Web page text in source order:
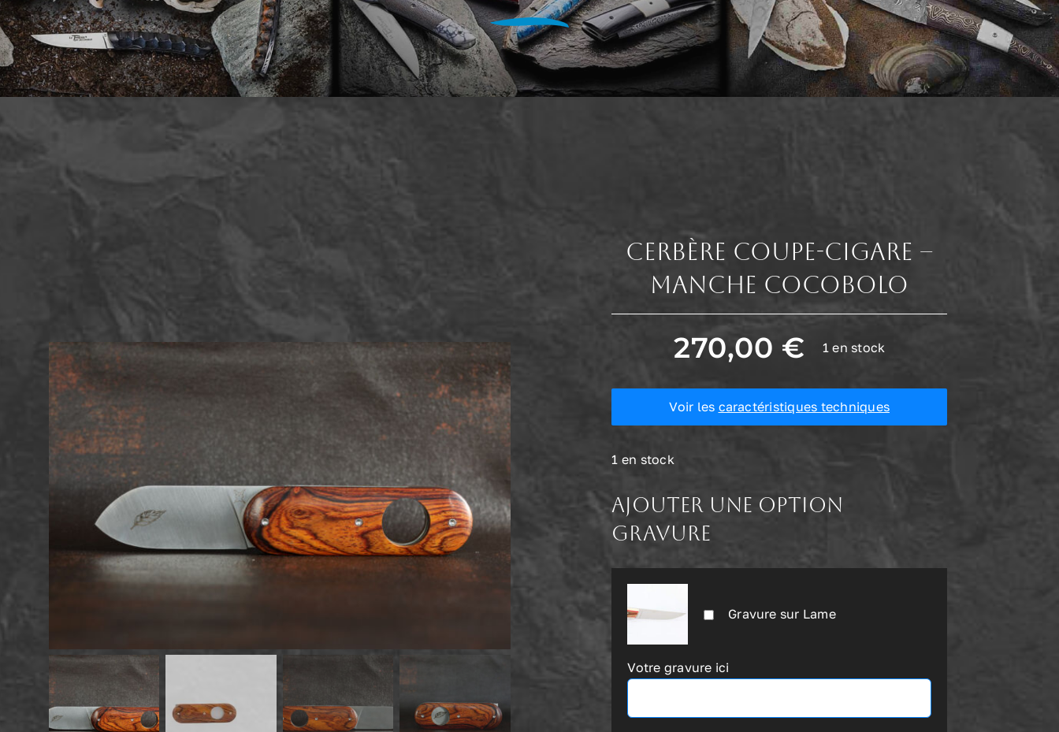
Cerbère Coupe-Cigare –
Manche Cocobolo
270,00 € 1 en stock
Voir les caractéristiques techniques
1 en stock
Ajouter une option
gravure
Gravure sur Lame
Votre gravure ici